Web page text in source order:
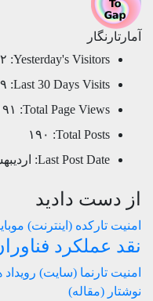
آمارتارنگار
Yesterday's Visitors: ۲
Last 30 Days Visits:
Total Page Views:
Total Posts:
۱۹۰
Last Post Date:
اردیبهشت
از دست دادید
امنیت تارکده (اینترنت)
نقد عملکرد
امنیت تارنما (سایت)
نوشتار (مقاله)